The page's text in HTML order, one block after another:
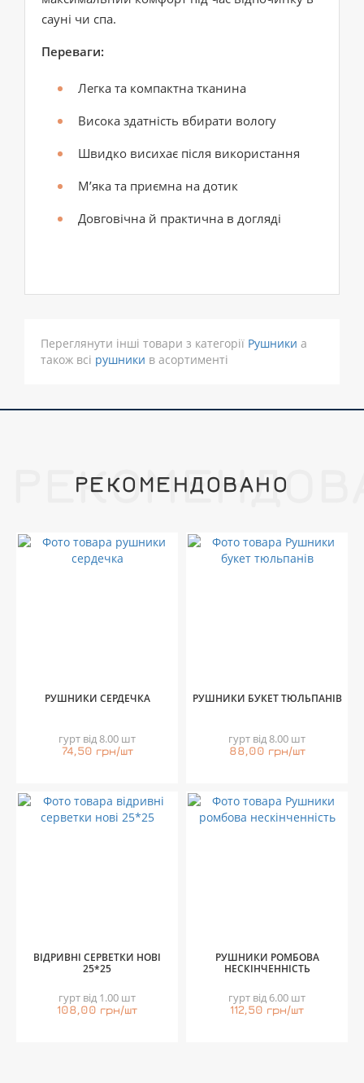
сауні чи спа.
Переваги:
Легка та компактна тканина
Висока здатність вбирати вологу
Швидко висихає після використання
М’яка та приємна на дотик
Довговічна й практична в догляді
Переглянути інші товари з категорії Рушники а
також всі рушники в асортименті
РЕКОМЕНДОВАНО
РУШНИКИ СЕРДЕЧКА
гурт від 8.00 шт
74,50 грн/шт
РУШНИКИ БУКЕТ ТЮЛЬПАНІВ
гурт від 8.00 шт
88,00 грн/шт
ВІДРИВНІ СЕРВЕТКИ НОВІ
25*25
гурт від 1.00 шт
108,00 грн/шт
РУШНИКИ РОМБОВА
НЕСКІНЧЕННІСТЬ
гурт від 6.00 шт
112,50 грн/шт